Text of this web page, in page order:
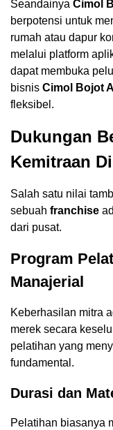
Seandainya Cimol
berpotensi untuk
rumah atau dapur
melalui platform
dapat membuka
bisnis Cimol Bojot
fleksibel.
Dukungan
Kemitraan
Salah satu nilai
sebuah franchise
dari pusat.
Program
Manajerial
Keberhasilan mitra
merek secara
pelatihan yang
fundamental.
Durasi dan
Pelatihan biasanya